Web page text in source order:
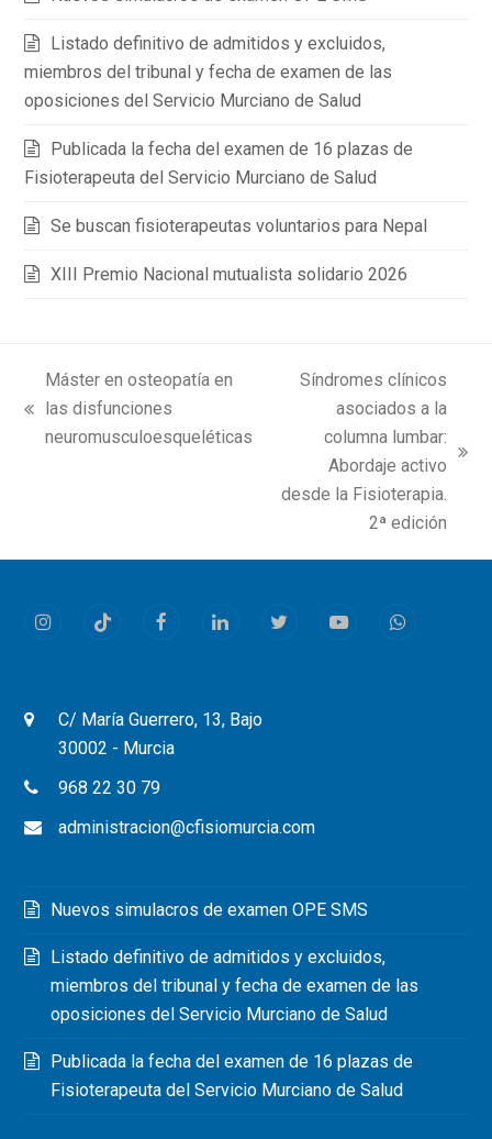
Listado definitivo de admitidos y excluidos,
miembros del tribunal y fecha de examen de las
oposiciones del Servicio Murciano de Salud
Publicada la fecha del examen de 16 plazas de
Fisioterapeuta del Servicio Murciano de Salud
Se buscan fisioterapeutas voluntarios para Nepal
XIII Premio Nacional mutualista solidario 2026
previous
post:
Máster en osteopatía en
las disfunciones
neuromusculoesqueléticas
post:
Síndromes clínicos
asociados a la
columna lumbar:
Abordaje activo
desde la Fisioterapia.
2ª edición
InstagramTiktok FacebookLinkedInTwitterYoutubeWhatsapp
C/ María Guerrero, 13, Bajo
30002 - Murcia
968 22 30 79
administracion@cfisiomurcia.com
Nuevos simulacros de examen OPE SMS
Listado definitivo de admitidos y excluidos,
miembros del tribunal y fecha de examen de las
oposiciones del Servicio Murciano de Salud
Publicada la fecha del examen de 16 plazas de
Fisioterapeuta del Servicio Murciano de Salud